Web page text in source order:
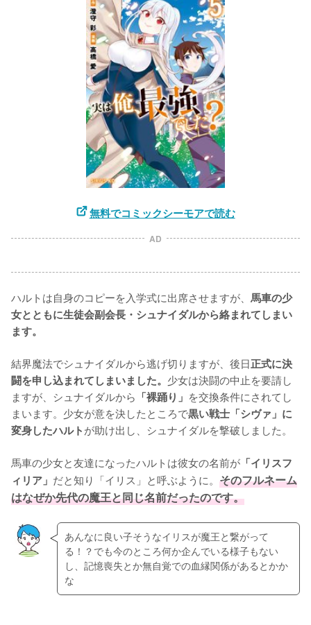
無料でコミックシーモアで読む
AD
ハルトは自身のコピーを入学式に出席させますが、 馬車の少
女とともに生徒会副会長・シュナイダルから絡まれてしまい
ます。
結界魔法でシュナイダルから逃げ切りますが、後日正式に決
闘を申し込まれてしまいました。 少女は決闘の中止を要請し
ますが、シュナイダルから 「裸踊り」 を交換条件にされてし
まいます。少女が意を決したところで黒い戦士「シヴァ」に
変身したハルトが助け出し、シュナイダルを撃破しました。
馬車の少女と友達になったハルトは彼女の名前が 「イリスフ
ィリア」 だと知り「イリス」と呼ぶように。 そのフルネーム
はなぜか先代の魔王と同じ名前だったのです。
あんなに良い子そうなイリスが魔王と繋がって
る！？でも今のところ何か企んでいる様子もない
し、記憶喪失とか無自覚での血縁関係があるとかか
な